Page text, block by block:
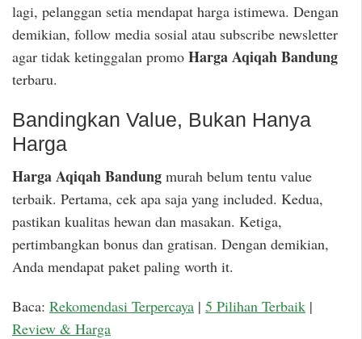
lagi, pelanggan setia mendapat harga istimewa. Dengan
demikian, follow media sosial atau subscribe newsletter
agar tidak ketinggalan promo Harga Aqiqah Bandung
terbaru.
Bandingkan Value, Bukan Hanya
Harga
Harga Aqiqah Bandung murah belum tentu value
terbaik. Pertama, cek apa saja yang included. Kedua,
pastikan kualitas hewan dan masakan. Ketiga,
pertimbangkan bonus dan gratisan. Dengan demikian,
Anda mendapat paket paling worth it.
Baca: Rekomendasi Terpercaya | 5 Pilihan Terbaik |
Review & Harga